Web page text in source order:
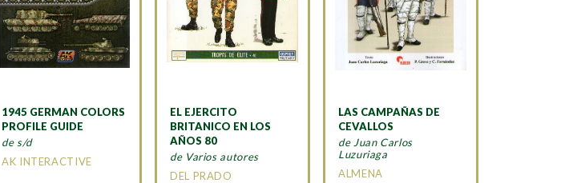
1945 GERMAN COLORS
PROFILE GUIDE
de s/d
AK INTERACTIVE
EL EJERCITO
BRITANICO EN LOS
AÑOS 80
de Varios autores
DEL PRADO
LAS CAMPAÑAS DE
CEVALLOS
de Juan Carlos
Luzuriaga
ALMENA